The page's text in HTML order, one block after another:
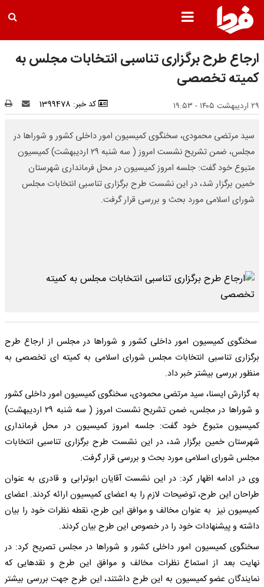
ارجاع طرح برگزاری تناسبی انتخابات مجلس به
کمیته تخصصی
۲۹ اردیبهشت ۱۴۰۵ - ۱۹:۵۳ کد خبر: 1399478
سید مرتضی محمودی، سخنگوی کمیسیون امور داخلی کشور و شوراها در
مجلس، ضمن تشریح نشست امروز ( سه شنبه ۲۹ اردیبهشت) کمیسیون
متبوع خود گفت: جلسه امروز کمیسیون در محل فرمانداری شهرستان
خمین برگزار شد، در این نشست طرح برگزاری تناسبی انتخابات مجلس
شورای اسلامی مورد بحث و بررسی قرار گرفت.
سخنگوی کمیسیون امور داخلی کشور و شوراها در مجلس از ارجاع طرح
برگزاری تناسبی انتخابات مجلس شورای اسلامی به کمیته ای تخصصی به
منظور بررسی بیشتر خبر داد.
به گزارش ایسنا، سید مرتضی محمودی، سخنگوی کمیسیون امور داخلی کشور
و شوراها در مجلس، ضمن تشریح نشست امروز ( سه شنبه ۲۹ اردیبهشت)
کمیسیون متبوع خود گفت: جلسه امروز کمیسیون در محل فرمانداری
شهرستان خمین برگزار شد، در این نشست طرح برگزاری تناسبی انتخابات
مجلس شورای اسلامی مورد بحث و بررسی قرار گرفت.
وی در ادامه اظهار کرد: در این نشست آقایان ابوترابی و قادری به عنوان
طراحان این طرح، توضیحات لازم را به اعضای کمیسیون ارائه کردند. اعضای
کمیسیون نیز به عنوان مخالف و موافق این طرح، نقطه نظرات خود را بیان
داشته و پیشنهادات خود را در خصوص این طرح بیان کردند.
سخنگوی کمیسیون امور داخلی کشور و شوراها در مجلس تصریح کرد: در
نهایت بعد از استماع نظرات مخالف و موافق این طرح و نقدهایی که
نمایندگان عضو کمیسیون به این طرح داشتند، این طرح جهت بررسی بیشتر